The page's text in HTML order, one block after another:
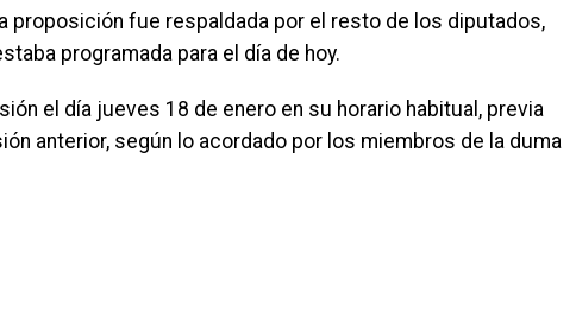
proposición fue respaldada por el resto de los diputados,
programada para el día de hoy.
el día jueves 18 de enero en su horario habitual, previa
anterior, según lo acordado por los miembros de la duma